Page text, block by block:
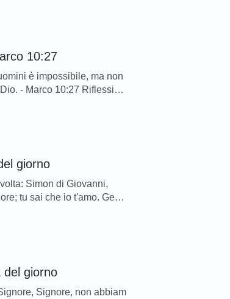
10:27
è impossibile, ma non
- Marco 10:27 Riflessioni
giorno
Simon di Giovanni,
tu sai che io t'amo. Gesù
del giorno
Signore, non abbiam